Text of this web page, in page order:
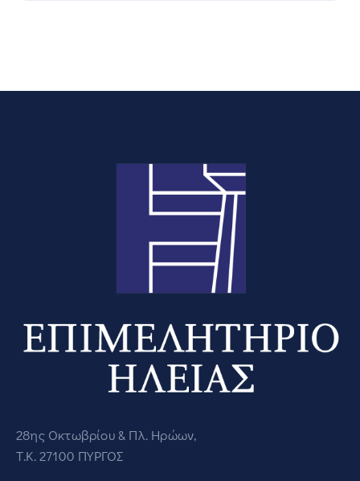
28ης Οκτωβρίου & Πλ. Ηρώων,
Τ.Κ. 27100 ΠΥΡΓΟΣ